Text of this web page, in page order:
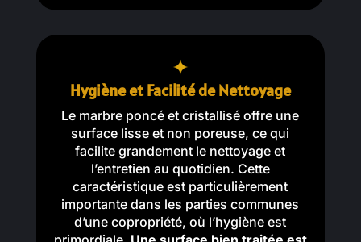
Hygiène et Facilité de Nettoyage
Le marbre poncé et cristallisé offre une
surface lisse et non poreuse, ce qui
facilite grandement le nettoyage et
l’entretien au quotidien. Cette
caractéristique est particulièrement
importante dans les parties communes
d’une copropriété, où l’hygiène est